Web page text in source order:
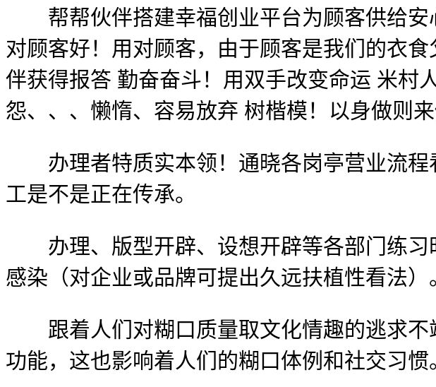
帮帮伙伴搭建幸福创业平台为顾客供给安
对顾客好！用对顾客，由于顾客是我们的衣
伴获得报答 勤奋奋斗！用双手改变命运 米村
怨、、、懒惰、容易放弃 树楷模！以身做则来
办理者特质实本领！通晓各岗亭营业流程
工是不是正在传承。
办理、版型开辟、设想开辟等各部门练习
感染（对企业或品牌可提出久远扶植性看法）
跟着人们对糊口质量取文化情趣的逃求不
功能，这也影响着人们的糊口体例和社交习惯